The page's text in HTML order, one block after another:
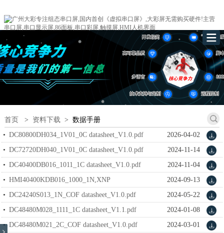
首页 > 资料下载> 数据手册
2026-04-02
DC80800DH034_1V01_0C datasheet_V1.0.pdf
2024-11-14
DC72720DH040_1V01_0C datasheet_V1.0.pdf
2024-11-04
DC40400DB016_1011_1C datasheet_V1.0.pdf
2024-09-13
HMI40400KDB016_1000_1N,XNP
datasheet_V1.0.pdf
2024-05-22
DC24240S013_1N_COF datasheet_V1.0.pdf
2024-01-08
DC48480M028_1111_1C datasheet_V1.1.pdf
2024-03-01
DC48480M021_2C_COF datasheet_V1.0.pdf